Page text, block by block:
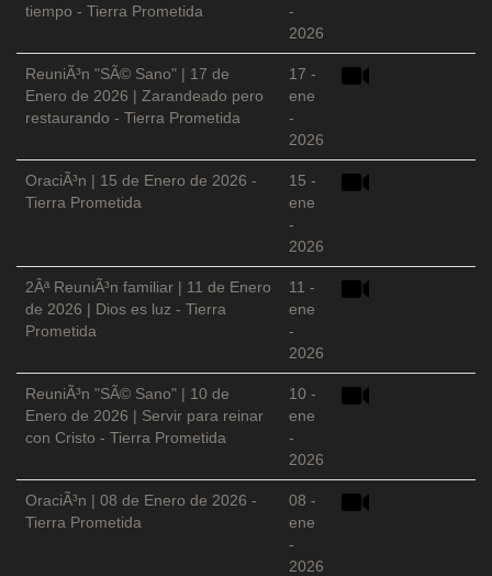
tiempo - Tierra Prometida
-
2026
ReuniÃ³n "SÃ© Sano" | 17 de
Enero de 2026 | Zarandeado pero
restaurando - Tierra Prometida
17 -
ene
-
2026
OraciÃ³n | 15 de Enero de 2026 -
Tierra Prometida
15 -
ene
-
2026
2Âª ReuniÃ³n familiar | 11 de Enero
de 2026 | Dios es luz - Tierra
Prometida
11 -
ene
-
2026
ReuniÃ³n "SÃ© Sano" | 10 de
Enero de 2026 | Servir para reinar
con Cristo - Tierra Prometida
10 -
ene
-
2026
OraciÃ³n | 08 de Enero de 2026 -
Tierra Prometida
08 -
ene
-
2026